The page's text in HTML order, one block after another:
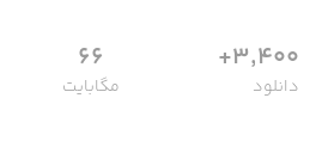
3,400+
دانلود
66
مگابایت